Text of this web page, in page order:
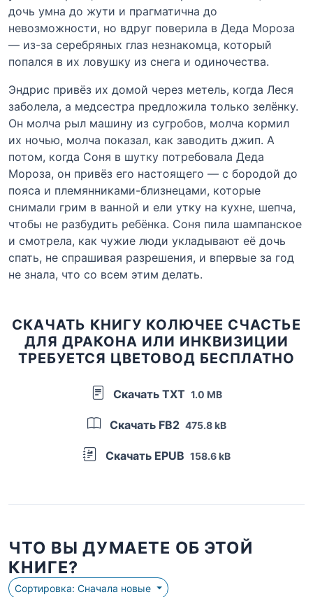
дочь умна до жути и прагматична до
невозможности, но вдруг поверила в Деда Мороза
— из-за серебряных глаз незнакомца, который
попался в их ловушку из снега и одиночества.
Эндрис привёз их домой через метель, когда Леся
заболела, а медсестра предложила только зелёнку.
Он молча рыл машину из сугробов, молча кормил
их ночью, молча показал, как заводить джип. А
потом, когда Соня в шутку потребовала Деда
Мороза, он привёз его настоящего — с бородой до
пояса и племянниками-близнецами, которые
снимали грим в ванной и ели утку на кухне, шепча,
чтобы не разбудить ребёнка. Соня пила шампанское
и смотрела, как чужие люди укладывают её дочь
спать, не спрашивая разрешения, и впервые за год
не знала, что со всем этим делать.
СКАЧАТЬ КНИГУ КОЛЮЧЕЕ СЧАСТЬЕ
ДЛЯ ДРАКОНА ИЛИ ИНКВИЗИЦИИ
ТРЕБУЕТСЯ ЦВЕТОВОД БЕСПЛАТНО
Скачать TXT 1.0 MB
Скачать FB2 475.8 kB
Скачать EPUB 158.6 kB
ЧТО ВЫ ДУМАЕТЕ ОБ ЭТОЙ
КНИГЕ?
Сортировка: Сначала новые